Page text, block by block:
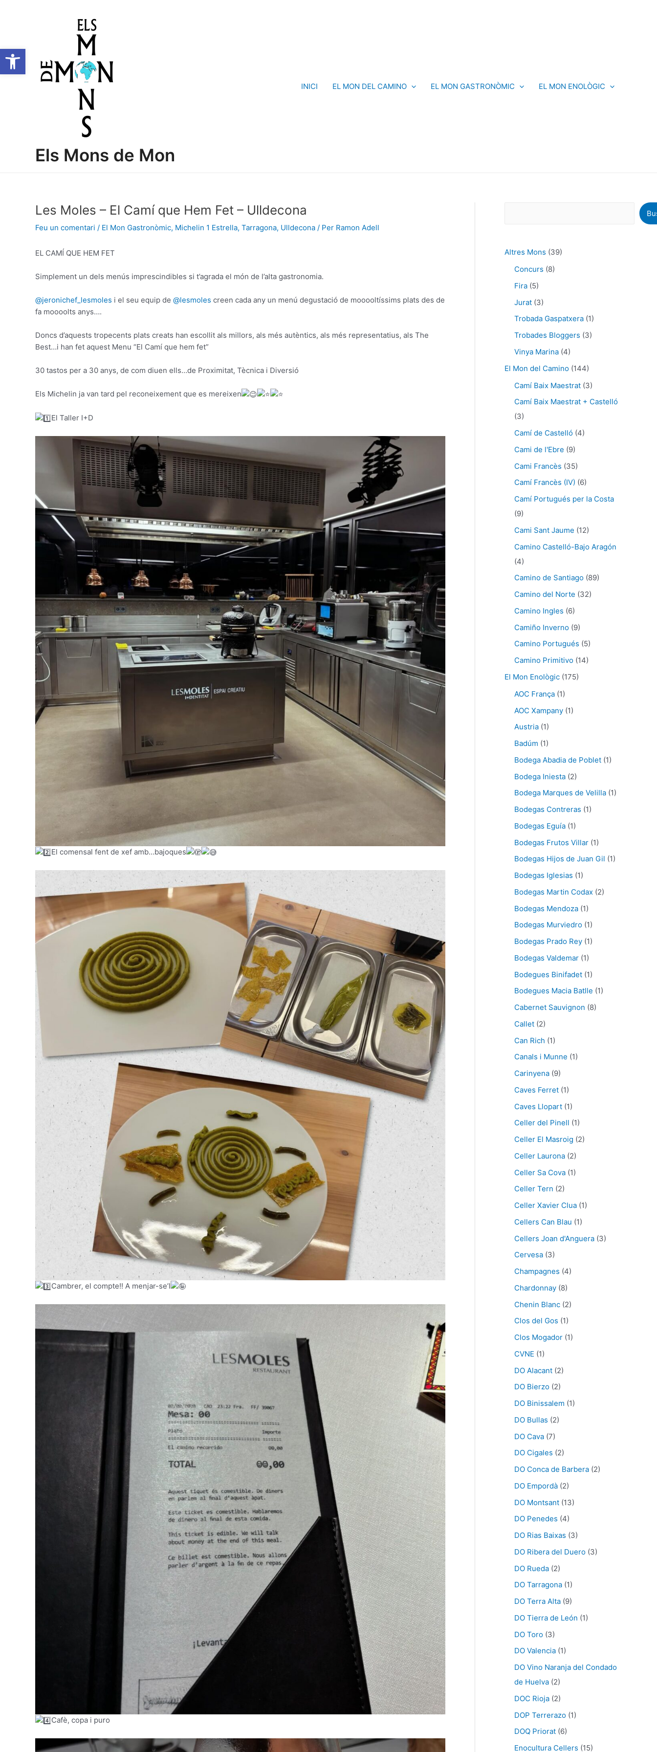
Obre la barra d'eines
Els Mons de Mon
INICI EL MON DEL CAMINO EL MON GASTRONÒMIC EL MON ENOLÒGIC
Les Moles – El Camí que Hem Fet – Ulldecona
Feu un comentari / El Mon Gastronòmic, Michelin 1 Estrella, Tarragona, Ulldecona / Per Ramon Adell
EL CAMÍ QUE HEM FET
Simplement un dels menús imprescindibles si t’agrada el món de l’alta gastronomia.
@jeronichef_lesmoles i el seu equip de @lesmoles creen cada any un menú degustació de mooooltíssims plats des de
fa moooolts anys….
Doncs d’aquests tropecents plats creats han escollit als millors, als més autèntics, als més representatius, als The
Best…i han fet aquest Menu “El Camí que hem fet”
30 tastos per a 30 anys, de com diuen ells…de Proximitat, Tècnica i Diversió
Els Michelin ja van tard pel reconeixement que es mereixen
El Taller I+D
El comensal fent de xef amb…bajoques
Cambrer, el compte!! A menjar-se’l
Cafè, copa i puro
Altres Mons (39)
Concurs (8)
Fira (5)
Jurat (3)
Trobada Gaspatxera (1)
Trobades Bloggers (3)
Vinya Marina (4)
El Mon del Camino (144)
Camí Baix Maestrat (3)
Camí Baix Maestrat + Castelló
(3)
Camí de Castelló (4)
Cami de l'Ebre (9)
Cami Francès (35)
Camí Francès (IV) (6)
Camí Portugués per la Costa
(9)
Cami Sant Jaume (12)
Camino Castelló-Bajo Aragón
(4)
Camino de Santiago (89)
Camino del Norte (32)
Camino Ingles (6)
Camiño Inverno (9)
Camino Portugués (5)
Camino Primitivo (14)
El Mon Enològic (175)
AOC França (1)
AOC Xampany (1)
Austria (1)
Badúm (1)
Bodega Abadia de Poblet (1)
Bodega Iniesta (2)
Bodega Marques de Velilla (1)
Bodegas Contreras (1)
Bodegas Eguía (1)
Bodegas Frutos Villar (1)
Bodegas Hijos de Juan Gil (1)
Bodegas Iglesias (1)
Bodegas Martin Codax (2)
Bodegas Mendoza (1)
Bodegas Murviedro (1)
Bodegas Prado Rey (1)
Bodegas Valdemar (1)
Bodegues Binifadet (1)
Bodegues Macia Batlle (1)
Cabernet Sauvignon (8)
Callet (2)
Can Rich (1)
Canals i Munne (1)
Carinyena (9)
Caves Ferret (1)
Caves Llopart (1)
Celler del Pinell (1)
Celler El Masroig (2)
Celler Laurona (2)
Celler Sa Cova (1)
Celler Tern (2)
Celler Xavier Clua (1)
Cellers Can Blau (1)
Cellers Joan d'Anguera (3)
Cervesa (3)
Champagnes (4)
Chardonnay (8)
Chenin Blanc (2)
Clos del Gos (1)
Clos Mogador (1)
CVNE (1)
DO Alacant (2)
DO Bierzo (2)
DO Binissalem (1)
DO Bullas (2)
DO Cava (7)
DO Cigales (2)
DO Conca de Barbera (2)
DO Empordà (2)
DO Montsant (13)
DO Penedes (4)
DO Rias Baixas (3)
DO Ribera del Duero (3)
DO Rueda (2)
DO Tarragona (1)
DO Terra Alta (9)
DO Tierra de León (1)
DO Toro (3)
DO Valencia (1)
DO Vino Naranja del Condado
de Huelva (2)
DOC Rioja (2)
DOP Terrerazo (1)
DOQ Priorat (6)
Enocultura Cellers (15)